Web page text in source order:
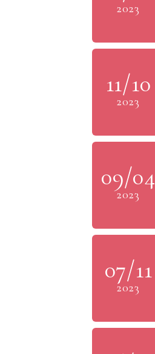
2023
11/10
2023
09/04
2023
07/11
2023